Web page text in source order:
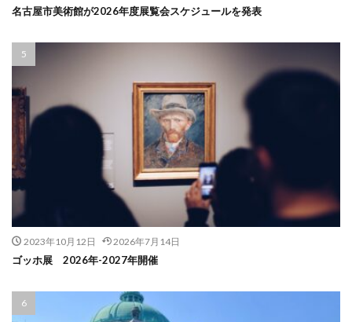
名古屋市美術館が2026年度展覧会スケジュールを発表
2023年10月12日 2026年7月14日
ゴッホ展 2026年-2027年開催